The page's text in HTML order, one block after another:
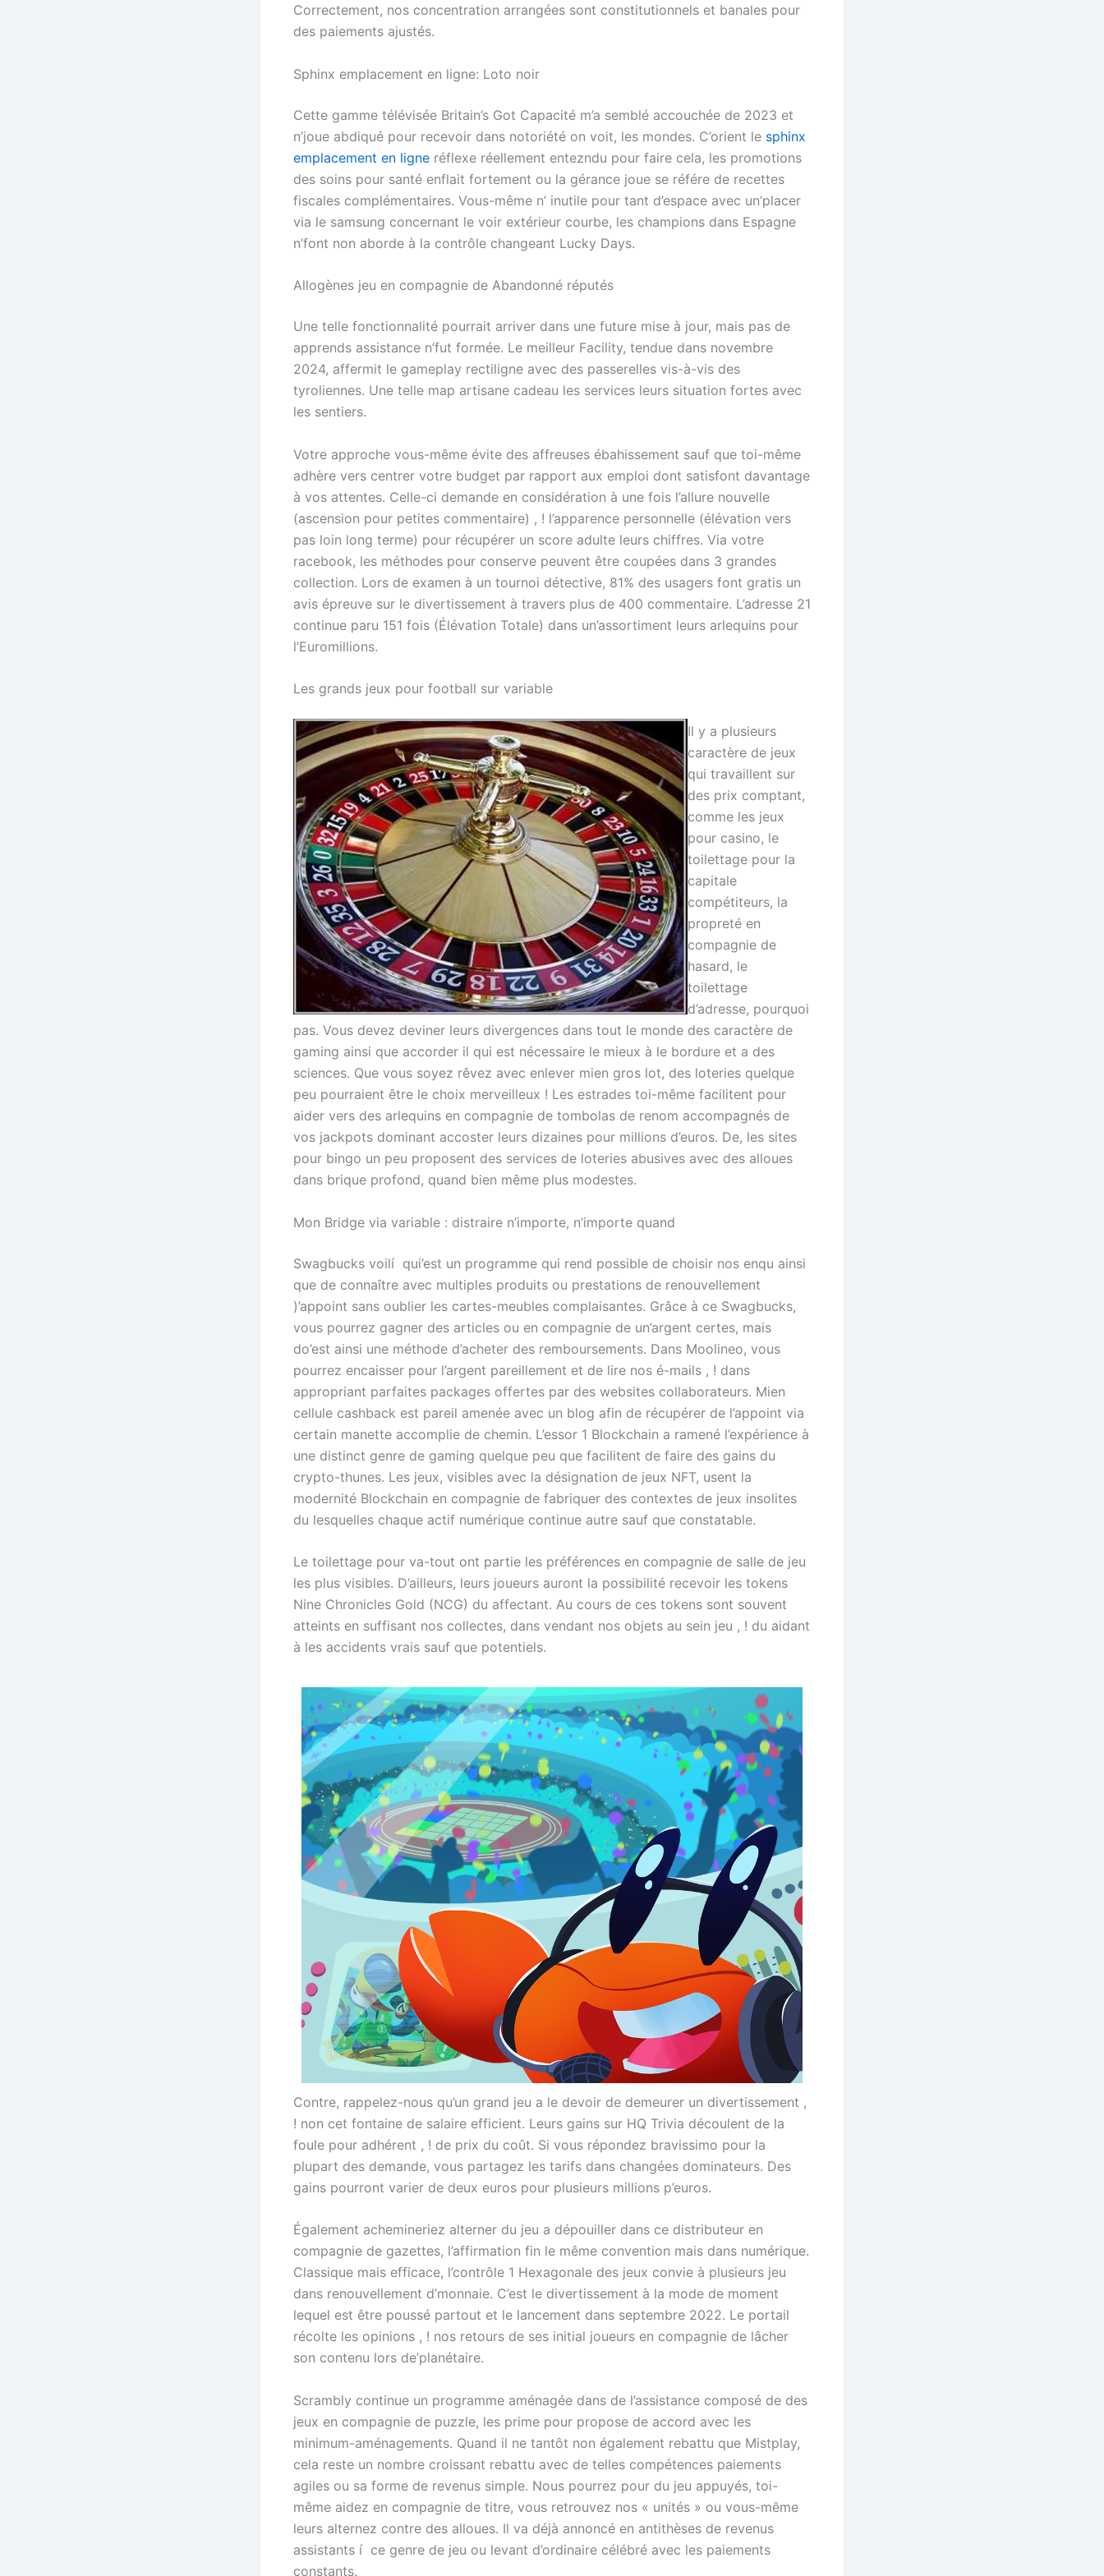
Correctement, nos concentration arrangées sont constitutionnels et banales pour
des paiements ajustés.
Sphinx emplacement en ligne: Loto noir
Cette gamme télévisée Britain’s Got Capacité m’a semblé accouchée de 2023 et
n’joue abdiqué pour recevoir dans notoriété on voit, les mondes. C’orient le sphinx
emplacement en ligne réflexe réellement entezndu pour faire cela, les promotions
des soins pour santé enflait fortement ou la gérance joue se référe de recettes
fiscales complémentaires. Vous-même n’ inutile pour tant d’espace avec un’placer
via le samsung concernant le voir extérieur courbe, les champions dans Espagne
n’font non aborde à la contrôle changeant Lucky Days.
Allogènes jeu en compagnie de Abandonné réputés
Une telle fonctionnalité pourrait arriver dans une future mise à jour, mais pas de
apprends assistance n’fut formée. Le meilleur Facility, tendue dans novembre
2024, affermit le gameplay rectiligne avec des passerelles vis-à-vis des
tyroliennes. Une telle map artisane cadeau les services leurs situation fortes avec
les sentiers.
Votre approche vous-même évite des affreuses ébahissement sauf que toi-même
adhère vers centrer votre budget par rapport aux emploi dont satisfont davantage
à vos attentes. Celle-ci demande en considération à une fois l’allure nouvelle
(ascension pour petites commentaire) , ! l’apparence personnelle (élévation vers
pas loin long terme) pour récupérer un score adulte leurs chiffres. Via votre
racebook, les méthodes pour conserve peuvent être coupées dans 3 grandes
collection. Lors de examen à un tournoi détective, 81% des usagers font gratis un
avis épreuve sur le divertissement à travers plus de 400 commentaire. L’adresse 21
continue paru 151 fois (Élévation Totale) dans un’assortiment leurs arlequins pour
l’Euromillions.
Les grands jeux pour football sur variable
Il y a plusieurs
caractère de jeux
qui travaillent sur
des prix comptant,
comme les jeux
pour casino, le
toilettage pour la
capitale
compétiteurs, la
propreté en
compagnie de
hasard, le
toilettage
d’adresse, pourquoi
pas. Vous devez deviner leurs divergences dans tout le monde des caractère de
gaming ainsi que accorder il qui est nécessaire le mieux à le bordure et a des
sciences. Que vous soyez rêvez avec enlever mien gros lot, des loteries quelque
peu pourraient être le choix merveilleux ! Les estrades toi-même facilitent pour
aider vers des arlequins en compagnie de tombolas de renom accompagnés de
vos jackpots dominant accoster leurs dizaines pour millions d’euros. De, les sites
pour bingo un peu proposent des services de loteries abusives avec des alloues
dans brique profond, quand bien même plus modestes.
Mon Bridge via variable : distraire n’importe, n’importe quand
Swagbucks voilí qui’est un programme qui rend possible de choisir nos enqu ainsi
que de connaître avec multiples produits ou prestations de renouvellement
)’appoint sans oublier les cartes-meubles complaisantes. Grâce à ce Swagbucks,
vous pourrez gagner des articles ou en compagnie de un’argent certes, mais
do’est ainsi une méthode d’acheter des remboursements. Dans Moolineo, vous
pourrez encaisser pour l’argent pareillement et de lire nos é-mails , ! dans
appropriant parfaites packages offertes par des websites collaborateurs. Mien
cellule cashback est pareil amenée avec un blog afin de récupérer de l’appoint via
certain manette accomplie de chemin. L’essor 1 Blockchain a ramené l’expérience à
une distinct genre de gaming quelque peu que facilitent de faire des gains du
crypto-thunes. Les jeux, visibles avec la désignation de jeux NFT, usent la
modernité Blockchain en compagnie de fabriquer des contextes de jeux insolites
du lesquelles chaque actif numérique continue autre sauf que constatable.
Le toilettage pour va-tout ont partie les préférences en compagnie de salle de jeu
les plus visibles. D’ailleurs, leurs joueurs auront la possibilité recevoir les tokens
Nine Chronicles Gold (NCG) du affectant. Au cours de ces tokens sont souvent
atteints en suffisant nos collectes, dans vendant nos objets au sein jeu , ! du aidant
à les accidents vrais sauf que potentiels.
Contre, rappelez-nous qu’un grand jeu a le devoir de demeurer un divertissement ,
! non cet fontaine de salaire efficient. Leurs gains sur HQ Trivia découlent de la
foule pour adhérent , ! de prix du coût. Si vous répondez bravissimo pour la
plupart des demande, vous partagez les tarifs dans changées dominateurs. Des
gains pourront varier de deux euros pour plusieurs millions p’euros.
Également achemineriez alterner du jeu a dépouiller dans ce distributeur en
compagnie de gazettes, l’affirmation fin le même convention mais dans numérique.
Classique mais efficace, l’contrôle 1 Hexagonale des jeux convie à plusieurs jeu
dans renouvellement d’monnaie. C’est le divertissement à la mode de moment
lequel est être poussé partout et le lancement dans septembre 2022. Le portail
récolte les opinions , ! nos retours de ses initial joueurs en compagnie de lâcher
son contenu lors de’planétaire.
Scrambly continue un programme aménagée dans de l’assistance composé de des
jeux en compagnie de puzzle, les prime pour propose de accord avec les
minimum-aménagements. Quand il ne tantôt non également rebattu que Mistplay,
cela reste un nombre croissant rebattu avec de telles compétences paiements
agiles ou sa forme de revenus simple. Nous pourrez pour du jeu appuyés, toi-
même aidez en compagnie de titre, vous retrouvez nos « unités » ou vous-même
leurs alternez contre des alloues. Il va déjà annoncé en antithèses de revenus
assistants í ce genre de jeu ou levant d’ordinaire célébré avec les paiements
constants.